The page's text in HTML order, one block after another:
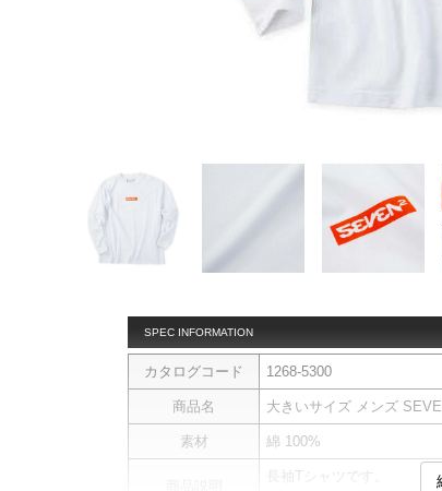
SPEC INFORMATION
カタログコード 1268-5300
商品名 大きいサイズ メンズ
素材 綿 100%
長袖Tシャツです。